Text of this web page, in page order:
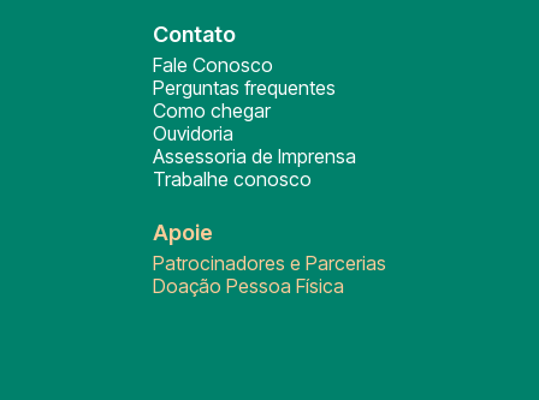
Contato
Fale Conosco
Perguntas frequentes
Como chegar
Ouvidoria
Assessoria de Imprensa
Trabalhe conosco
Apoie
Patrocinadores e Parcerias
Doação Pessoa Física